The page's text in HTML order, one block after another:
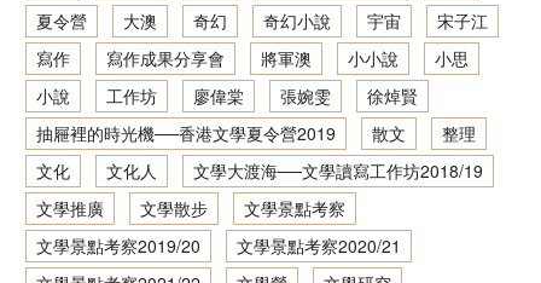
夏令營
大澳 奇幻 奇幻小說 宇宙
宋子江
寫作
寫作成果分享會 將軍澳 小小說
小思
小說
工作坊 廖偉棠 張婉雯
徐焯賢
抽屜裡的時光機──香港文學夏令營2019
散文
整理
文化
文化人
文學大渡海──文學讀寫工作坊2018/19
文學推廣
文學散步
文學景點考察
文學景點考察2019/20
文學景點考察2020/21